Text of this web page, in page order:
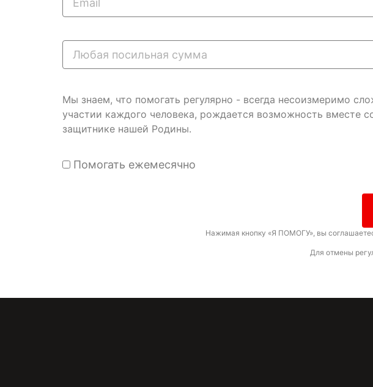
Мы знаем, что помогать регулярно - всегда несоизмеримо
участии каждого человека, рождается возможность вместе
защитнике нашей Родины.
Помогать ежемесячно
Нажимая кнопку «Я ПОМОГУ», вы
Для отмены